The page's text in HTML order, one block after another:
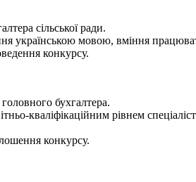
сільської ради.
українською мовою, вміння
конкурсу.
бухгалтера.
кваліфікаційним рівнем
конкурсу.